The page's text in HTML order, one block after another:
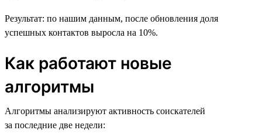
Результат: по нашим данным, после обновления доля
успешных контактов выросла на 10%.
Как работают новые
алгоритмы
Алгоритмы анализируют активность соискателей
за последние две недели: